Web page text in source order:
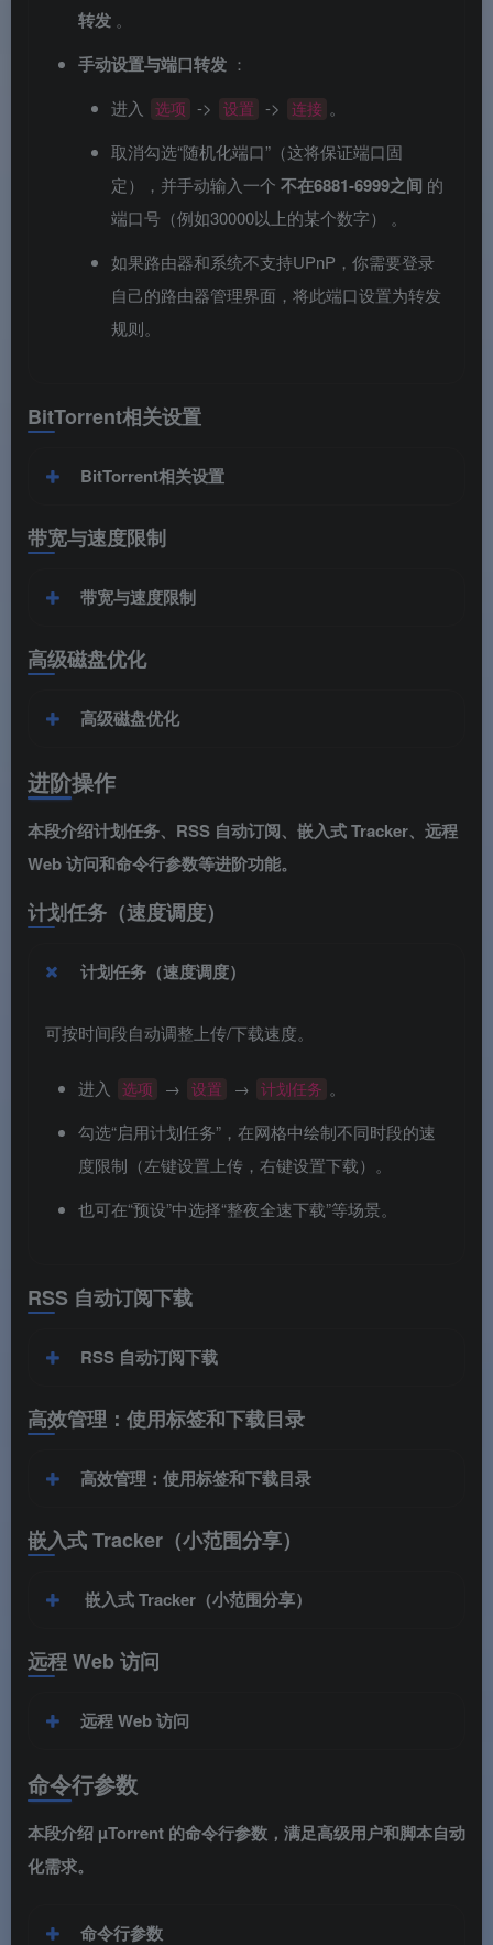
转发 。
手动设置与端口转发 ：
进入
选项 -> 设置 -> 连接 。
取消勾选“随机化端口”（这将保证端口固
定），并手动输入一个 不在6881-6999之间 的
端口号（例如30000以上的某个数字） 。
如果路由器和系统不支持UPnP，你需要登录
自己的路由器管理界面，将此端口设置为转发
规则。
BitTorrent相关设置
BitTorrent相关设置
带宽与速度限制
带宽与速度限制
高级磁盘优化
高级磁盘优化
进阶操作
本段介绍计划任务、RSS 自动订阅、嵌入式 Tracker、远程
Web 访问和命令行参数等进阶功能。
计划任务（速度调度）
计划任务（速度调度）
可按时间段自动调整上传/下载速度。
进入 选项 → 设置 → 计划任务 。
勾选“启用计划任务”，在网格中绘制不同时段的速
度限制（左键设置上传，右键设置下载）。
也可在“预设”中选择“整夜全速下载”等场景。
RSS 自动订阅下载
RSS 自动订阅下载
高效管理：使用标签和下载目录
高效管理：使用标签和下载目录
嵌入式 Tracker（小范围分享）
嵌入式 Tracker（小范围分享）
远程 Web 访问
远程 Web 访问
命令行参数
本段介绍 µTorrent 的命令行参数，满足高级用户和脚本自动
化需求。
命令行参数